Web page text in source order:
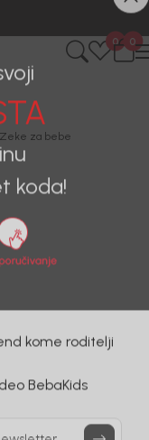
0
0
Zeke za bebe
kome roditelji
BebaKids